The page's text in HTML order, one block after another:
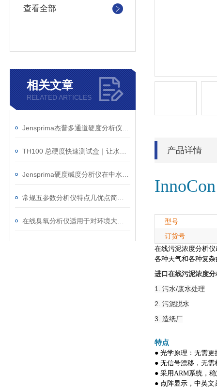
查看全部
相关文章
RELATED ARTICLES
产品详情
型号
订货号
在线污泥浓度分析仪
各种天气和各种复
进口在线污泥浓度分
1. 污水/废水处理
2. 污泥脱水
3. 造纸厂
特点
● 光学原理：无需
● 无信号漂移，无需
● 采用ARM系统，
● 点阵显示，中英文